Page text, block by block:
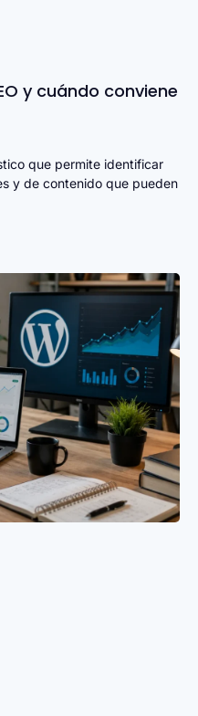
y cuándo conviene
que permite identificar
y de contenido que pueden